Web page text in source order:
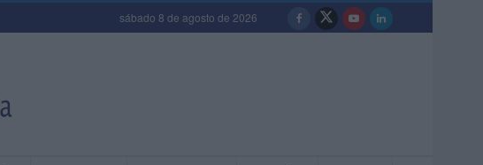
sábado 8 de agosto de 2026